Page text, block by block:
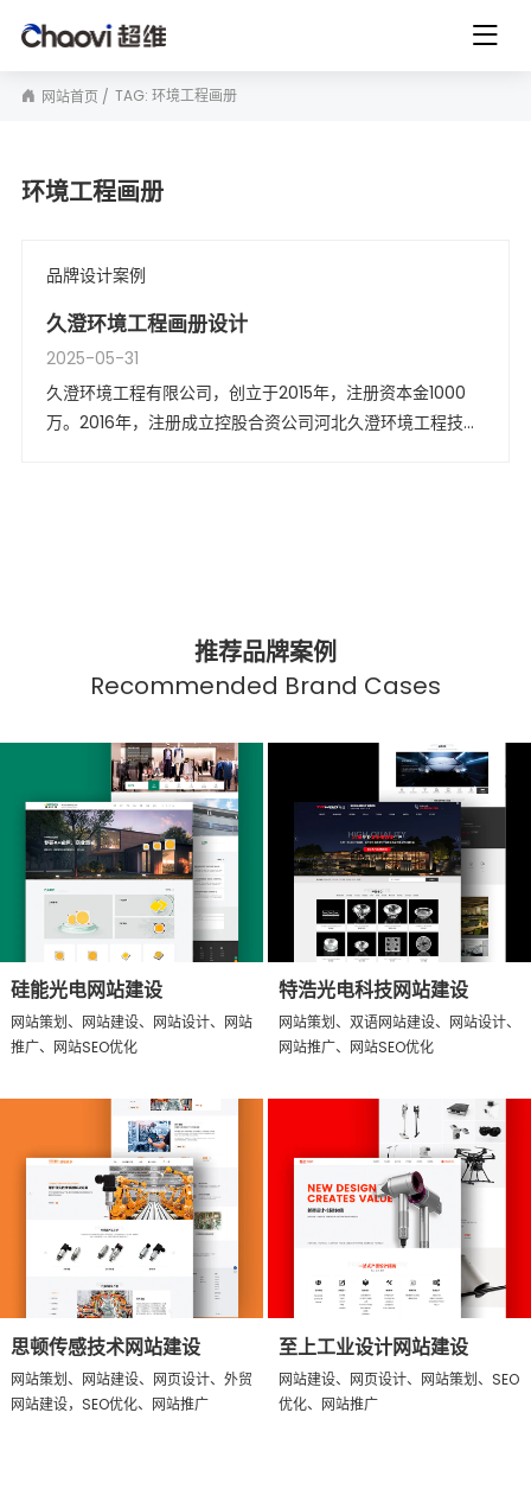
网站首页 TAG: 环境工程画册
环境工程画册
品牌设计案例
久澄环境工程画册设计
2025-05-31
久澄环境工程有限公司，创立于2015年，注册资本金1000
万。2016年，注册成立控股合资公司河北久澄环境工程技术
推荐品牌案例
Recommended Brand Cases
硅能光电网站建设
网站策划、网站建设、网站设计、网站
推广、网站SEO优化
特浩光电科技网站建设
网站策划、双语网站建设、网站设计、
网站推广、网站SEO优化
思顿传感技术网站建设
网站策划、网站建设、网页设计、外贸
网站建设，SEO优化、网站推广
至上工业设计网站建设
网站建设、网页设计、网站策划、SEO
优化、网站推广